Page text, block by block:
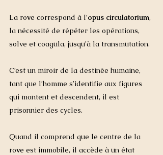
La rove correspond à l’opus circulatorium,
la nécessité de répéter les opérations,
solve et coagula, jusqu’à la transmutation.
C’est un miroir de la destinée humaine,
tant que l’homme s’identifie aux figures
qui montent et descendent, il est
prisonnier des cycles.
Quand il comprend que le centre de la
rove est immobile, il accède à un état